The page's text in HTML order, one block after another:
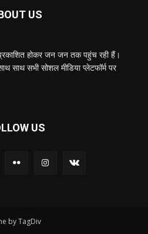
US
होकर जन जन तक पहुंच रही हैं।
साथ सभी सोशल मीडिया प्लेटफॉर्म पर
US
by TagDiv